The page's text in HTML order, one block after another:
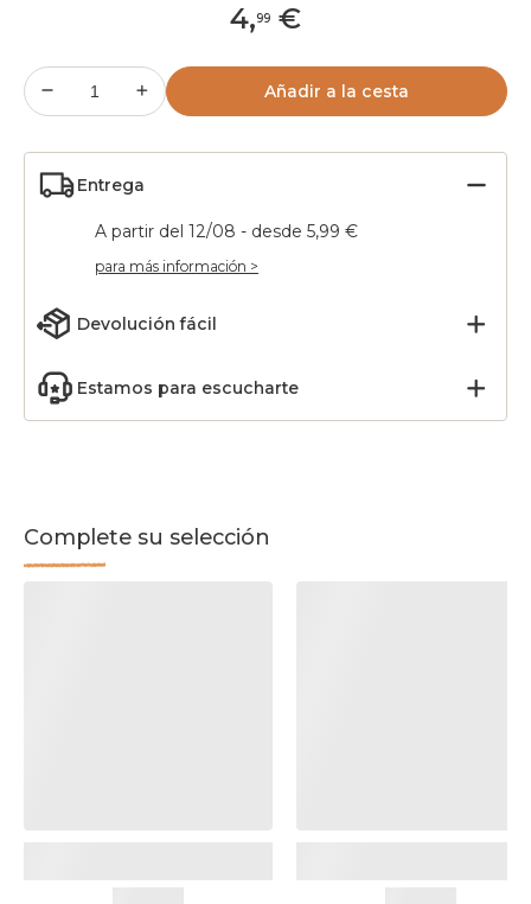
4,99 €
Añadir a la cesta
Entrega
A partir del 12/08 - desde 5,99 €
para más información >
Devolución fácil
Estamos para escucharte
Complete su selección